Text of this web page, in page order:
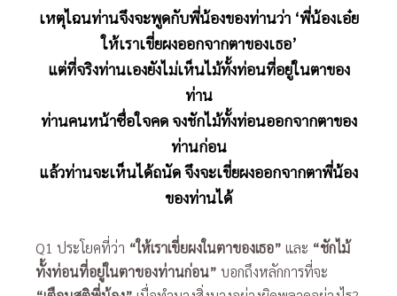
เหตุไฉนท่านจึงจะพูดกับพี่น้องของท่านว่า ‘พี่น้องเอ๋ย
ให้เราเขี่ยผงออกจากตาของเธอ’
แต่ที่จริงท่านเองยังไม่เห็นไม้ทั้งท่อนที่อยู่ในตาของ
ท่าน
ท่านคนหน้าซื่อใจคด จงชักไม้ทั้งท่อนออกจากตาของ
ท่านก่อน
แล้วท่านจะเห็นได้ถนัด จึงจะเขี่ยผงออกจากตาพี่น้อง
ของท่านได้
Q1 ประโยคที่ว่า “ให้เราเขี่ยผงในตาของเธอ” และ “ชักไม้
ทั้งท่อนที่อยู่ในตาของท่านก่อน” บอกถึงหลักการที่จะ